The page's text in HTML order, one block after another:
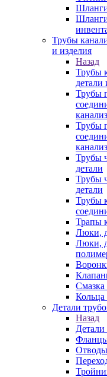
Трубы
и изделия
Назад
Трубы
детали
Трубы
Трубы
Трубы
детали
Трубы
детали
Трубы
Трапы
Люки,
Люки,
Смазка
Детали
Назад
Отводы